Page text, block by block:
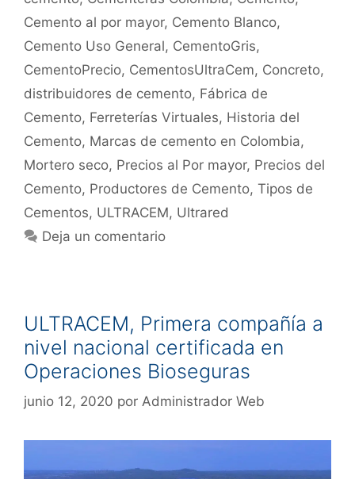
Cemento al por mayor, Cemento Blanco,
Cemento Uso General, CementoGris,
CementoPrecio, CementosUltraCem, Concreto,
distribuidores de cemento, Fábrica de
Cemento, Ferreterías Virtuales, Historia del
Cemento, Marcas de cemento en Colombia,
Mortero seco, Precios al Por mayor, Precios del
Cemento, Productores de Cemento, Tipos de
Cementos, ULTRACEM, Ultrared
Deja un comentario
ULTRACEM, Primera compañía a
nivel nacional certificada en
Operaciones Bioseguras
junio 12, 2020 por Administrador Web